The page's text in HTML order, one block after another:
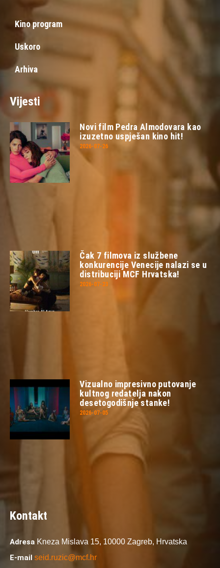
Kino program
Uskoro
Arhiva
Vijesti
Novi film Pedra Almodovara kao
izuzetno uspješan kino hit!
2026-07-26
Čak 7 filmova iz službene
konkurencije Venecije nalazi se u
distribuciji MCF Hrvatska!
2026-07-23
Vizualno impresivno putovanje
kultnog redatelja nakon
desetogodišnje stanke!
2026-07-05
Kontakt
Adresa Kneza Mislava 15, 10000 Zagreb, Hrvatska
E-mail seid.ruzic@mcf.hr